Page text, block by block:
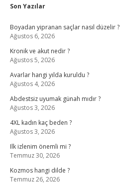
Sidebar
Son Yazılar
Boyadan yipranan saçlar nasıl düzelir ?
Ağustos 6, 2026
Kronik ve akut nedir ?
Ağustos 5, 2026
Avarlar hangi yılda kuruldu ?
Ağustos 4, 2026
Abdestsiz uyumak günah mıdır ?
Ağustos 3, 2026
4XL kadın kaç beden ?
Ağustos 3, 2026
Ilk izlenim önemli mi ?
Temmuz 30, 2026
Kozmos hangi dilde ?
Temmuz 26, 2026